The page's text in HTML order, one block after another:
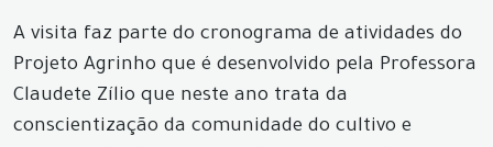
A visita faz parte do cronograma de atividades do
Projeto Agrinho que é desenvolvido pela Professora
Claudete Zílio que neste ano trata da
conscientização da comunidade do cultivo e